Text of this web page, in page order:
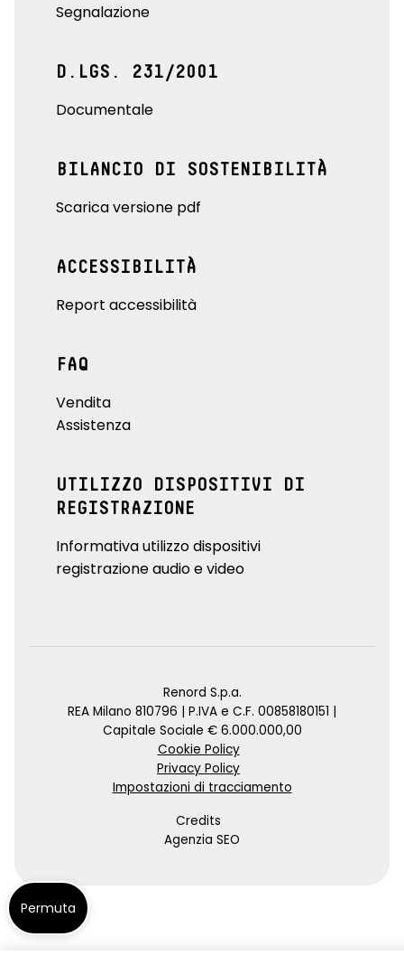
Segnalazione
D.LGS. 231/2001
Documentale
BILANCIO DI SOSTENIBILITÀ
Scarica versione pdf
ACCESSIBILITÀ
Report accessibilità
FAQ
Vendita
Assistenza
UTILIZZO DISPOSITIVI DI
REGISTRAZIONE
Informativa utilizzo dispositivi
registrazione audio e video
Renord S.p.a.
REA Milano 810796 | P.IVA e C.F. 00858180151 |
Capitale Sociale € 6.000.000,00
Cookie Policy
Privacy Policy
Impostazioni di tracciamento
Credits
Agenzia SEO
Permuta